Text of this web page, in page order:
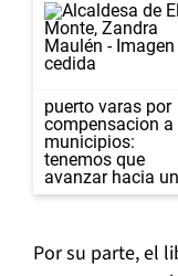
Por su parte, el